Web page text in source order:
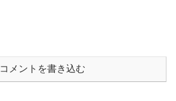
コメントを書き込む